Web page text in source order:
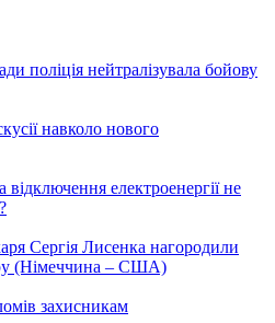
поліція нейтралізувала бойову
навколо нового
електроенергії не
Сергія Лисенка нагородили
(Німеччина – США)
захисникам